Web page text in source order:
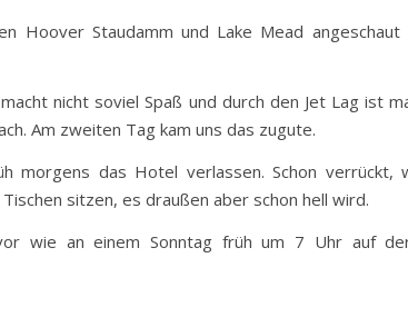
Hoover Staudamm und Lake Mead
nicht soviel Spaß und durch den Jet Lag ist
Am zweiten Tag kam uns das zugute.
morgens das Hotel verlassen. Schon verrückt,
sitzen, es draußen aber schon hell wird.
wie an einem Sonntag früh um 7 Uhr auf